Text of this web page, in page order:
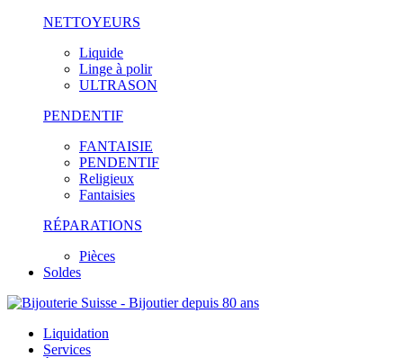
NETTOYEURS
Liquide
Linge à polir
ULTRASON
PENDENTIF
FANTAISIE
PENDENTIF
Religieux
Fantaisies
RÉPARATIONS
Pièces
Soldes
Liquidation
Services